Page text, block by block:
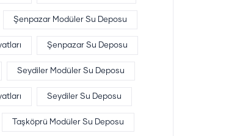
Şenpazar Modüler Su Deposu
Şenpazar Su Deposu
Seydiler Modüler Su Deposu
Seydiler Su Deposu
Taşköprü Modüler Su Deposu